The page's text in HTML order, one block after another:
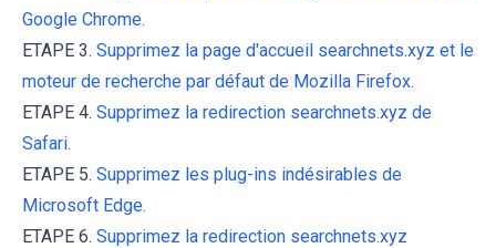
Google Chrome.
ETAPE 3. Supprimez la page d'accueil searchnets.xyz et le
moteur de recherche par défaut de Mozilla Firefox.
ETAPE 4. Supprimez la redirection searchnets.xyz de
Safari.
ETAPE 5. Supprimez les plug-ins indésirables de
Microsoft Edge.
ETAPE 6. Supprimez la redirection searchnets.xyz